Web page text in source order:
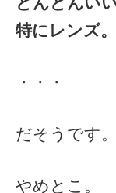
特にレンズ。
・・・
だそうです。
やめとこ。